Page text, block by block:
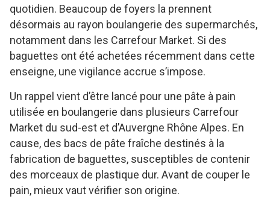
quotidien. Beaucoup de foyers la prennent
désormais au rayon boulangerie des supermarchés,
notamment dans les Carrefour Market. Si des
baguettes ont été achetées récemment dans cette
enseigne, une vigilance accrue s’impose.
Un rappel vient d’être lancé pour une pâte à pain
utilisée en boulangerie dans plusieurs Carrefour
Market du sud-est et d’Auvergne Rhône Alpes. En
cause, des bacs de pâte fraîche destinés à la
fabrication de baguettes, susceptibles de contenir
des morceaux de plastique dur. Avant de couper le
pain, mieux vaut vérifier son origine.